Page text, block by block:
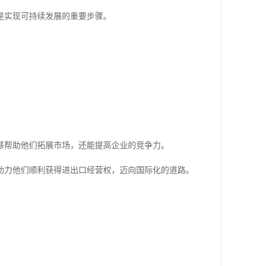
现可持续发展的重要步骤。
助他们拓展市场，还能提高企业的竞争力。
他们顺利获得进出口经营权，迈向国际化的道路。